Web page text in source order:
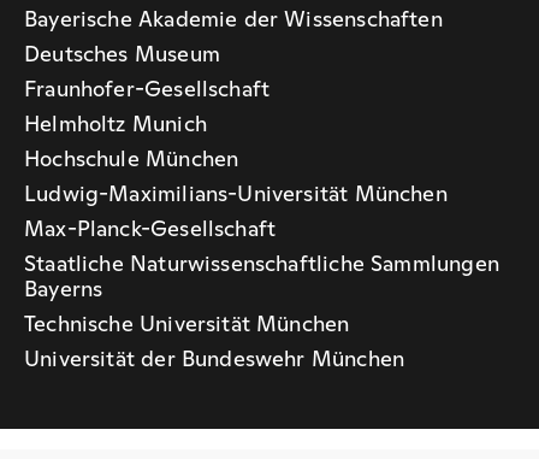
Bayerische Akademie der Wissenschaften
Deutsches Museum
Fraunhofer-Gesellschaft
Helmholtz Munich
Hochschule München
Ludwig-Maximilians-Universität München
Max-Planck-Gesellschaft
Staatliche Naturwissenschaftliche Sammlungen
Bayerns
Technische Universität München
Universität der Bundeswehr München